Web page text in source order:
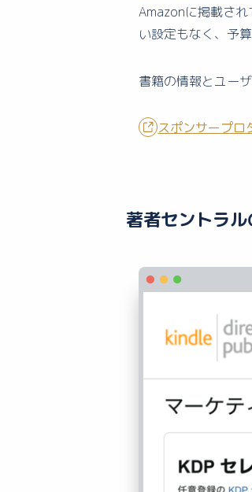
Amazonに掲載さ
い設定もなく、予
書籍の情報とユー
スポンサープロ
著者セントラ